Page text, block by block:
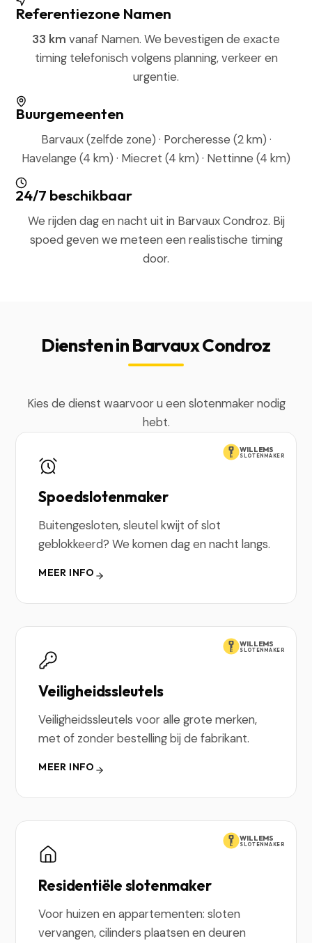
Referentiezone Namen
33 km vanaf Namen. We bevestigen de exacte
timing telefonisch volgens planning, verkeer en
urgentie.
Buurgemeenten
Barvaux (zelfde zone) · Porcheresse (2 km) ·
Havelange (4 km) · Miecret (4 km) · Nettinne (4 km)
24/7 beschikbaar
We rijden dag en nacht uit in Barvaux Condroz. Bij
spoed geven we meteen een realistische timing
door.
Diensten in Barvaux Condroz
Kies de dienst waarvoor u een slotenmaker nodig
hebt.
WILLEMS
SLOTENMAKER
Spoedslotenmaker
Buitengesloten, sleutel kwijt of slot
geblokkeerd? We komen dag en nacht langs.
MEER INFO
WILLEMS
SLOTENMAKER
Veiligheidssleutels
Veiligheidssleutels voor alle grote merken,
met of zonder bestelling bij de fabrikant.
MEER INFO
WILLEMS
SLOTENMAKER
Residentiële slotenmaker
Voor huizen en appartementen: sloten
vervangen, cilinders plaatsen en deuren